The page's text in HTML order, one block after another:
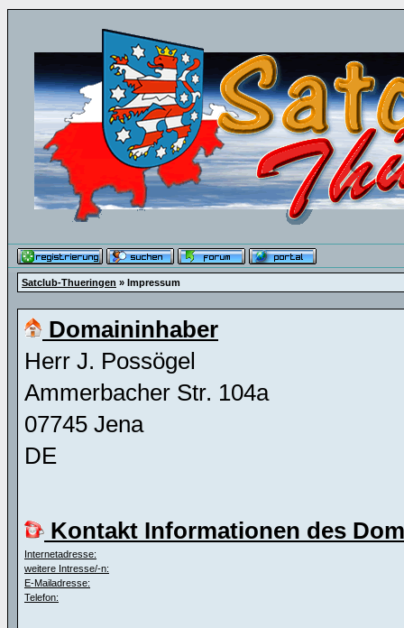
Satclub-Thueringen » Impressum
Domaininhaber
Herr J. Possögel
Ammerbacher Str. 104a
07745 Jena
DE
Kontakt Informationen des
Internetadresse:
weitere Intresse/-n:
E-Mailadresse:
Telefon: